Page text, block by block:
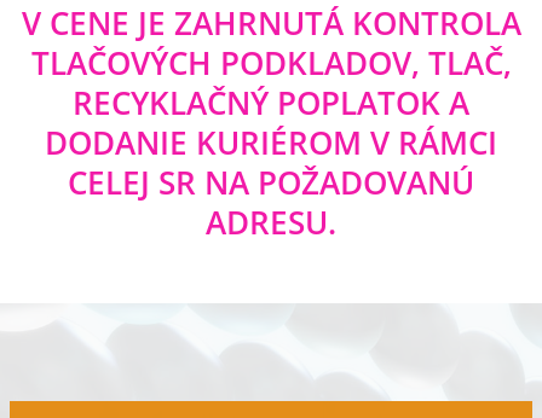
V CENE JE ZAHRNUTÁ KONTROLA
TLAČOVÝCH PODKLADOV, TLAČ,
RECYKLAČNÝ POPLATOK A
DODANIE KURIÉROM V RÁMCI
CELEJ SR NA POŽADOVANÚ
ADRESU.